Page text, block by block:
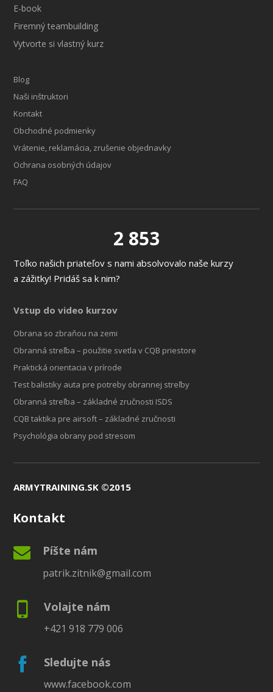
E-book
Firemný teambuilding
Vytvorte si vlastný kurz
Blog
Naši inštruktori
Kontakt
Obchodné podmienky
Vrátenie, reklamácia, zrušenie objednavky
Ochrana osobných údajov
FAQ
2 853
Toľko našich priateľov s nami absolvovalo naše kurzy
a zážitky! Pridáš sa k nim?
Vstup do video kurzov
Obrana so zbraňou na zemi
Obranná streľba – použitie svetla v CQB priestore
Praktická orientacia v prírode
Test balistiky auta pre potreby obrannej streľby
Obranná streľba – základné zručnosti ISDS
CQB taktika pre airsoft – základné zručnosti
Psychológia obrany pod stresom
ARMYTRAINING.SK ©2015
Kontakt
Píšte nám
patrik.zitnik@gmail.com
Volajte nám
+421 918 779 006
Sledujte nás
www.facebook.com